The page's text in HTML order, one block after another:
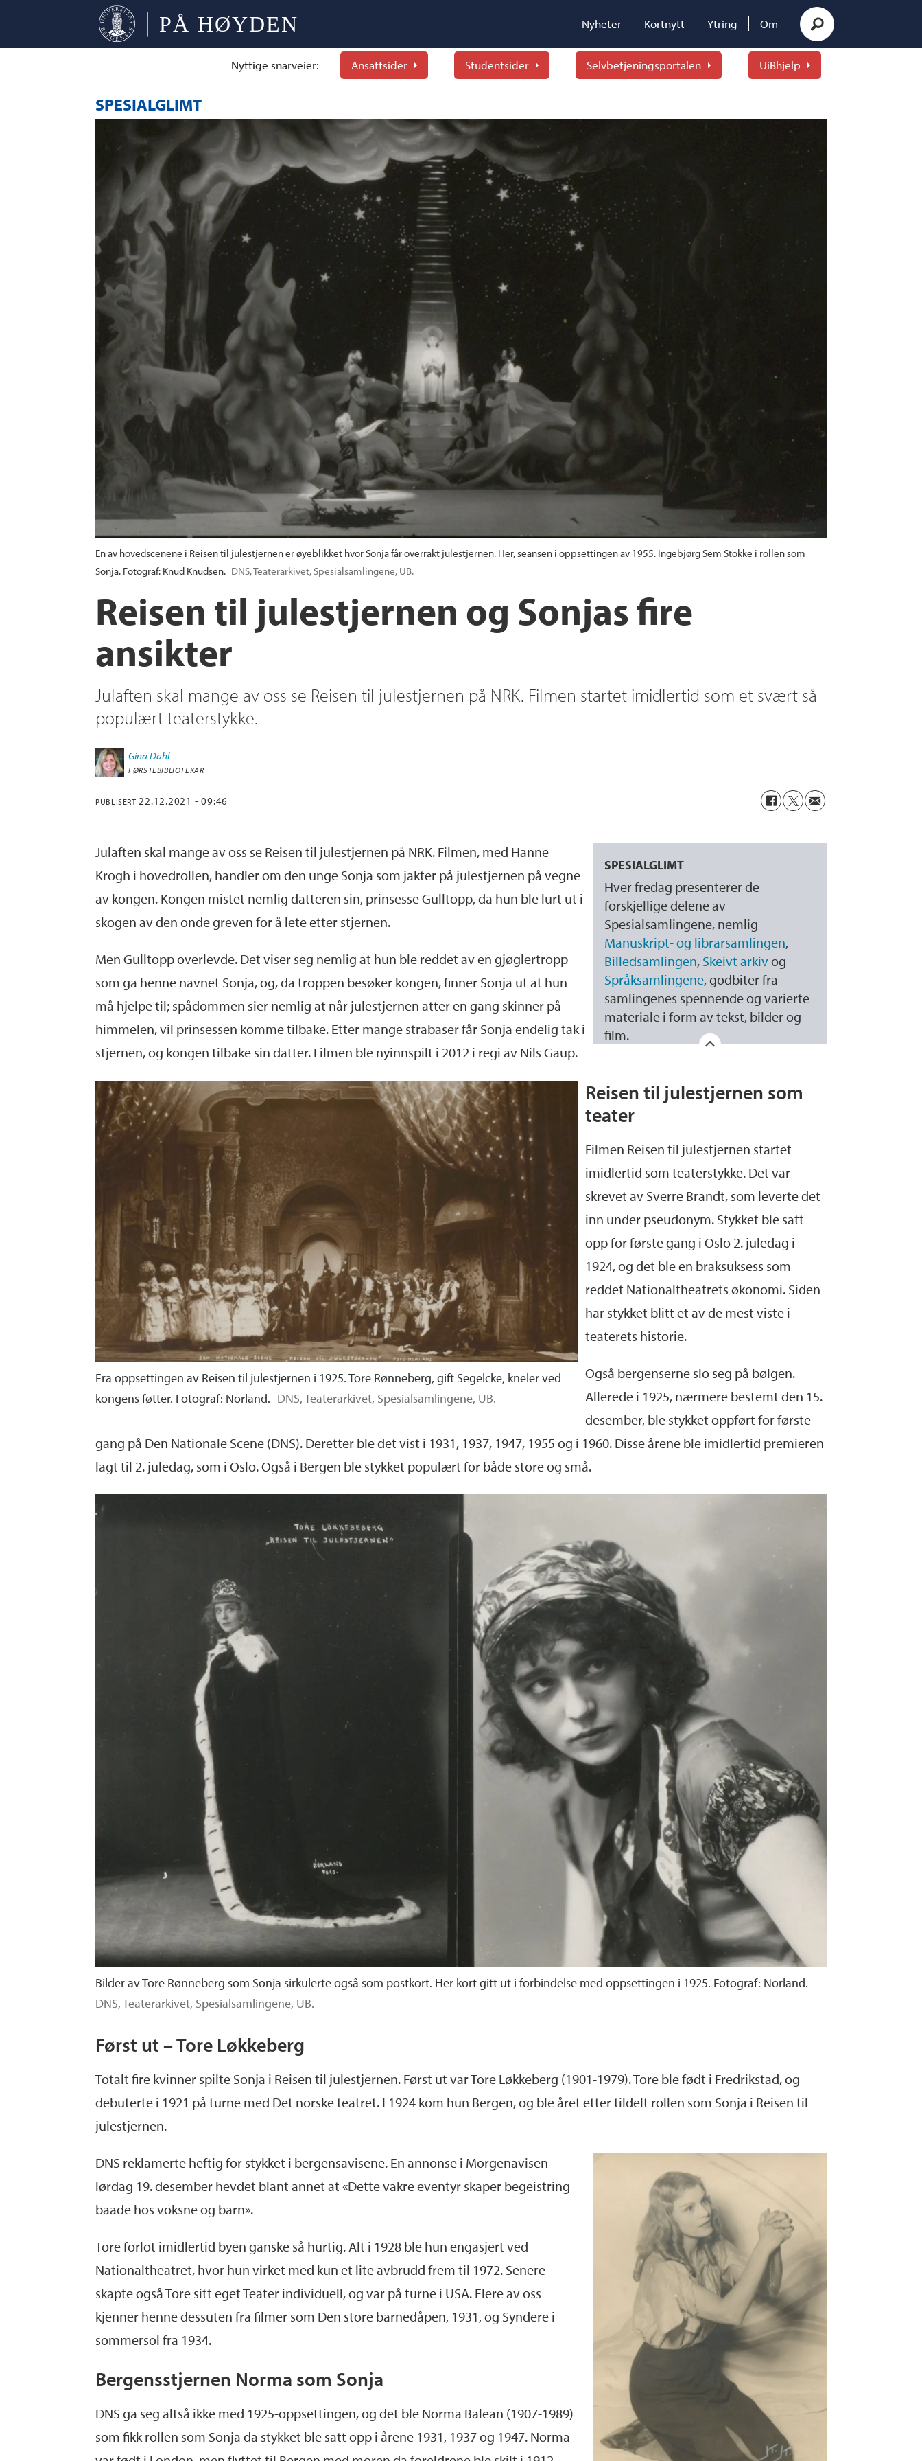
Nyheter Kortnytt Ytring Om
Nyttige snarveier: Ansattsider Studentsider Selvbetjeningsportalen UiBhjelp
SPESIALGLIMT
En av hovedscenene i Reisen til julestjernen er øyeblikket hvor Sonja får overrakt julestjernen. Her, seansen i oppsettingen av 1955. Ingebjørg Sem Stokke i rollen som
Sonja. Fotograf: Knud Knudsen. DNS, Teaterarkivet, Spesialsamlingene, UB.
Reisen til julestjernen og Sonjas fire
ansikter
Julaften skal mange av oss se Reisen til julestjernen på NRK. Filmen startet imidlertid som et svært så
populært teaterstykke.
GinaDahl
FØRSTEBIBLIOTEKAR
PUBLISERT 22.12.2021 - 09:46
SPESIALGLIMT
Hver fredag presenterer de
forskjellige delene av
Spesialsamlingene, nemlig
Manuskript- og librarsamlingen,
Billedsamlingen, Skeivt arkivog
Språksamlingene, godbiter fra
samlingenes spennende og varierte
materiale i form av tekst, bilder og
film.
Julaften skal mange av oss se Reisen til julestjernen på NRK. Filmen, med Hanne
Krogh i hovedrollen, handler om den unge Sonja som jakter på julestjernen på vegne
av kongen. Kongen mistet nemlig datteren sin, prinsesse Gulltopp, da hun ble lurt ut i
skogen av den onde greven for å lete etter stjernen.
Men Gulltopp overlevde. Det viser seg nemlig at hun ble reddet av en gjøglertropp
som ga henne navnet Sonja, og, da troppen besøker kongen, finner Sonja ut at hun
må hjelpe til; spådommen sier nemlig at når julestjernen atter en gang skinner på
himmelen, vil prinsessen komme tilbake. Etter mange strabaser får Sonja endelig tak i
stjernen, og kongen tilbake sin datter. Filmen ble nyinnspilt i 2012 i regi av Nils Gaup.
Fra oppsettingen av Reisen til julestjernen i 1925. Tore Rønneberg, gift Segelcke, kneler ved
kongens føtter. Fotograf: Norland. DNS, Teaterarkivet, Spesialsamlingene, UB.
Reisen til julestjernen som
teater
Filmen Reisen til julestjernen startet
imidlertid som teaterstykke. Det var
skrevet av Sverre Brandt, som leverte det
inn under pseudonym. Stykket ble satt
opp for første gang i Oslo 2. juledag i
1924, og det ble en braksuksess som
reddet Nationaltheatrets økonomi. Siden
har stykket blitt et av de mest viste i
teaterets historie.
Også bergenserne slo seg på bølgen.
Allerede i 1925, nærmere bestemt den 15.
desember, ble stykket oppført for første
gang på Den Nationale Scene (DNS). Deretter ble det vist i 1931, 1937, 1947, 1955 og i 1960. Disse årene ble imidlertid premieren
lagt til 2. juledag, som i Oslo. Også i Bergen ble stykket populært for både store og små.
Bilder av Tore Rønneberg som Sonja sirkulerte også som postkort. Her kort gitt ut i forbindelse med oppsettingen i 1925. Fotograf: Norland.
DNS, Teaterarkivet, Spesialsamlingene, UB.
Først ut – Tore Løkkeberg
Totalt fire kvinner spilte Sonja i Reisen til julestjernen. Først ut var Tore Løkkeberg (1901-1979). Tore ble født i Fredrikstad, og
debuterte i 1921 på turne med Det norske teatret. I 1924 kom hun Bergen, og ble året etter tildelt rollen som Sonja i Reisen til
julestjernen.
DNS reklamerte heftig for stykket i bergensavisene. En annonse i Morgenavisen
lørdag 19. desember hevdet blant annet at «Dette vakre eventyr skaper begeistring
baade hos voksne og barn».
Tore forlot imidlertid byen ganske så hurtig. Alt i 1928 ble hun engasjert ved
Nationaltheatret, hvor hun virket med kun et lite avbrudd frem til 1972. Senere
skapte også Tore sitt eget Teater individuell, og var på turne i USA. Flere av oss
kjenner henne dessuten fra filmer som Den store barnedåpen, 1931, og Syndere i
sommersol fra 1934.
Bergensstjernen Norma som Sonja
DNS ga seg altså ikke med 1925-oppsettingen, og det ble Norma Balean (1907-1989)
som fikk rollen som Sonja da stykket ble satt opp i årene 1931, 1937 og 1947. Norma